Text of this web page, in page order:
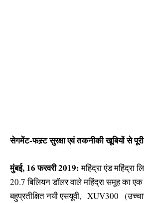
सेगमेंट-फस्र्ट सुरक्षा एवं तकनीकी खूबियों से
मुंबई, 16 फरवरी 2019:महिंद्रा एंड महिंद्रा
20.7 बिलियन डाॅलर वाले महिंद्रा समूह का
बहुप्रतीक्षित नयी एसयूवी, XUV300